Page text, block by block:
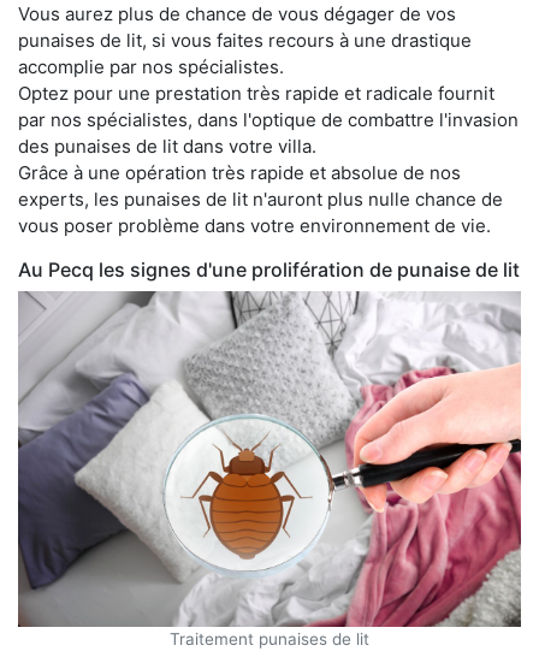
Vous aurez plus de chance de vous dégager de vos
punaises de lit, si vous faites recours à une drastique
accomplie par nos spécialistes.
Optez pour une prestation très rapide et radicale fournit
par nos spécialistes, dans l'optique de combattre l'invasion
des punaises de lit dans votre villa.
Grâce à une opération très rapide et absolue de nos
experts, les punaises de lit n'auront plus nulle chance de
vous poser problème dans votre environnement de vie.
Au Pecq les signes d'une prolifération de punaise de lit
Traitement punaises de lit